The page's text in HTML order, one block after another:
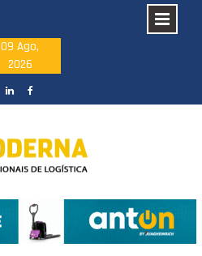
09 Ago,
2026